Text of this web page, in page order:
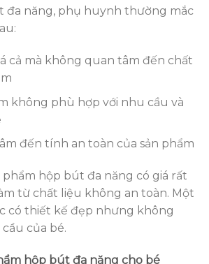
đa năng, phụ huynh thường mắc
cả mà không quan tâm đến chất
không phù hợp với nhu cầu và
đến tính an toàn của sản phẩm
phẩm hộp bút đa năng có giá rất
từ chất liệu không an toàn. Một
có thiết kế đẹp nhưng không
của bé.
hộp bút đa năng cho bé